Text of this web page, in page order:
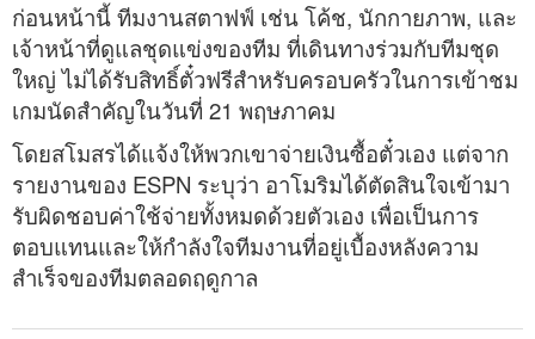
ก่อนหน้านี้ ทีมงานสตาฟฟ์ เช่น โค้ช, นักกายภาพ, และ
เจ้าหน้าที่ดูแลชุดแข่งของทีม ที่เดินทางร่วมกับทีมชุด
ใหญ่ ไม่ได้รับสิทธิ์ตั๋วฟรีสำหรับครอบครัวในการเข้าชม
เกมนัดสำคัญในวันที่ 21 พฤษภาคม
โดยสโมสรได้แจ้งให้พวกเขาจ่ายเงินซื้อตั๋วเอง แต่จาก
รายงานของ ESPN ระบุว่า อาโมริมได้ตัดสินใจเข้ามา
รับผิดชอบค่าใช้จ่ายทั้งหมดด้วยตัวเอง เพื่อเป็นการ
ตอบแทนและให้กำลังใจทีมงานที่อยู่เบื้องหลังความ
สำเร็จของทีมตลอดฤดูกาล